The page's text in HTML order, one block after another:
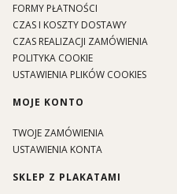
FORMY PŁATNOŚCI
CZAS I KOSZTY DOSTAWY
CZAS REALIZACJI ZAMÓWIENIA
POLITYKA COOKIE
USTAWIENIA PLIKÓW COOKIES
MOJE KONTO
TWOJE ZAMÓWIENIA
USTAWIENIA KONTA
SKLEP Z PLAKATAMI